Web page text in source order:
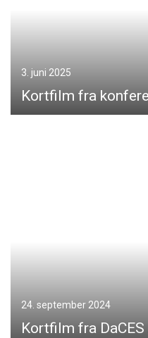
3. juni 2025
Kortfilm fra
24. september 2024
Kortfilm fra